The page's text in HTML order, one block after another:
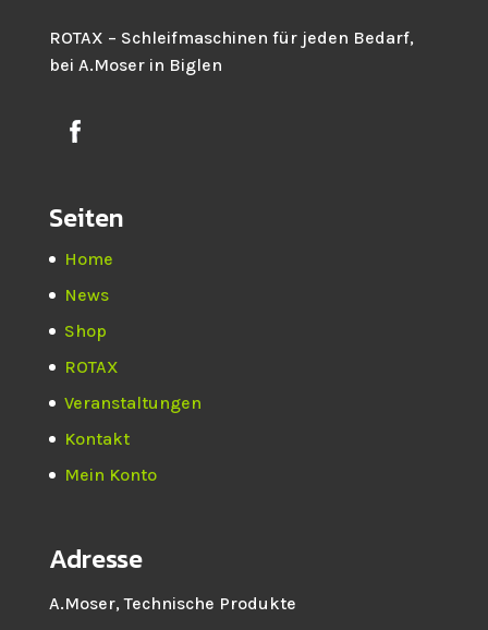
ROTAX – Schleifmaschinen für jeden Bedarf,
bei A.Moser in Biglen
Seiten
Home
News
Shop
ROTAX
Veranstaltungen
Kontakt
Mein Konto
Adresse
A.Moser, Technische Produkte